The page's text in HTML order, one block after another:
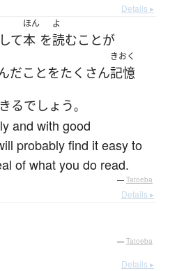
Details ▸
して
ほん
本 を
よ
読むことが
だことをたくさん
きおく
記憶
るでしょう。
and with good
probably find it easy to
of what you do read.
— Tatoeba
Details ▸
— Tatoeba
Details ▸